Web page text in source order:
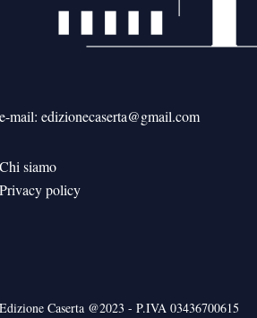
e-mail: edizionecaserta@gmail.com
Chi siamo
Privacy policy
Edizione Caserta @2023 - P.IVA 03436700615